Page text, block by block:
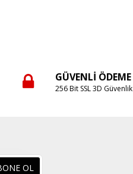
GÜVENLI ÖDEME
256 Bit SSL 3D Güvenlik
OL